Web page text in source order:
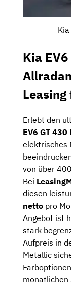
Kia
Erlebt den
EV6 GT
elektrisches
von über
Bei
diesen
netto pro
Angebot ist
stark
Aufpreis in
Metallic
monatlichen